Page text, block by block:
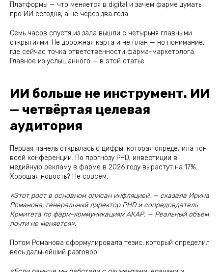
Платформы — что меняется в digital и зачем фарме думать
про ИИ сегодня, а не через два года.
Семь часов спустя из зала вышли с четырьмя главными
открытиями. Не дорожная карта и не план — но понимание,
где сейчас точка ответственности фарма-маркетолога.
Главное из услышанного — в этой статье.
ИИ больше не инструмент. ИИ
— четвёртая целевая
аудитория
Первая панель открылась с цифры, которая определила тон
всей конференции. По прогнозу PHD, инвестиции в
медийную рекламу в фарме в 2026 году вырастут на 17%.
Хорошая новость? Не совсем.
«Этот рост в основном описан инфляцией, — сказала Ирина
Романова, генеральный директор PHD и сопредседатель
Комитета по фарм-коммуникациям АКАР. — Реальный объём
почти не меняется».
Потом Романова сформулировала тезис, который определил
весь дальнейший разговор: